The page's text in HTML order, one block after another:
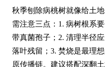
秋季刨除病桃树就像给土
需注意三点：1. 病树根系
带真菌孢子；2. 清理半径
落叶残留；3. 焚烧是最理
原传播链。建议搭配深翻